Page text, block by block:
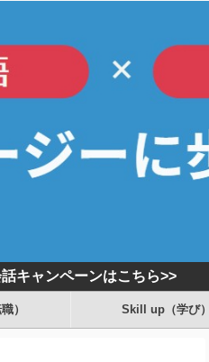
キャンペーンはこちら>>
） Skill up（学び）